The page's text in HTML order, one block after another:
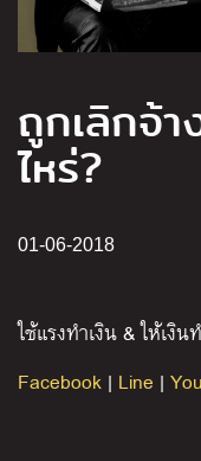
ถูกเลิกจ้า
ไหร่?
01-06-2018
ใช้แรงทำเงิน & ให้เงิ
Facebook | Line |